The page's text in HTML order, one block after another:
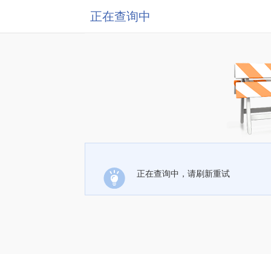
正在查询中
正在查询中，请刷新重试